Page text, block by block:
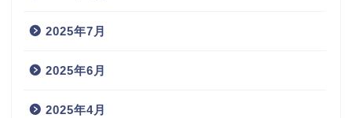
2025年7月
2025年6月
2025年4月